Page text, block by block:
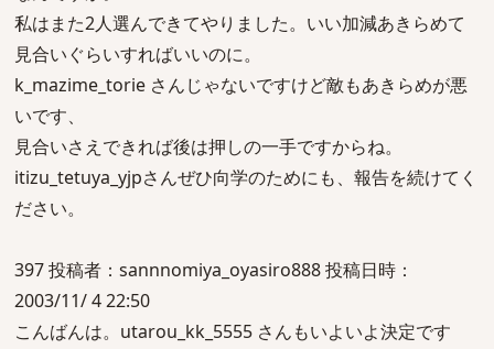
私はまた2人選んできてやりました。いい加減あきらめて
見合いぐらいすればいいのに。
k_mazime_torie さんじゃないですけど敵もあきらめが悪
いです、
見合いさえできれば後は押しの一手ですからね。
itizu_tetuya_yjpさんぜひ向学のためにも、報告を続けてく
ださい。
397 投稿者：sannnomiya_oyasiro888 投稿日時：
2003/11/ 4 22:50
こんばんは。utarou_kk_5555 さんもいよいよ決定です